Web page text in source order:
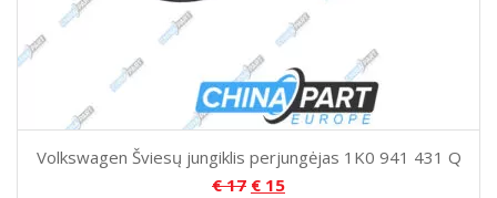
Volkswagen Šviesų jungiklis perjungėjas 1K0 941 431 Q
€17 € 15